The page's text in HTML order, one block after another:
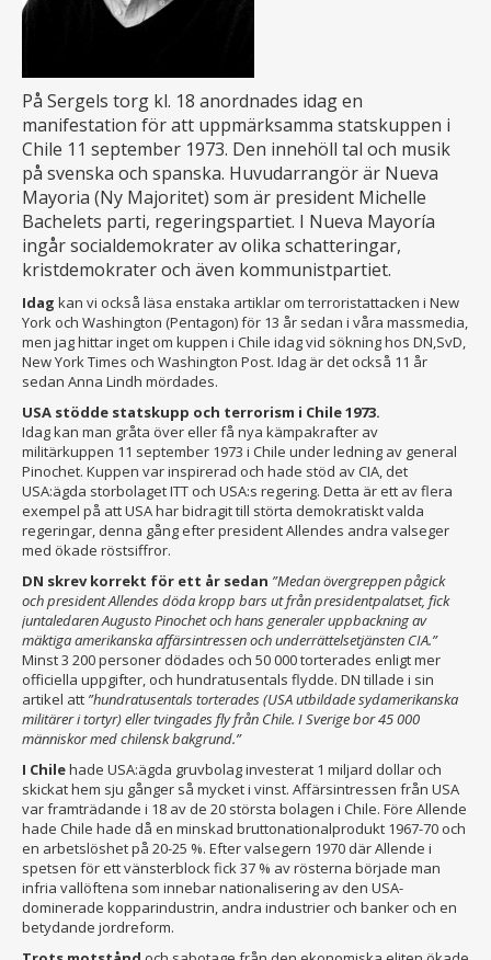
På Sergels torg kl. 18 anordnades idag en
manifestation för att uppmärksamma statskuppen i
Chile 11 september 1973. Den innehöll tal och musik
på svenska och spanska. Huvudarrangör är Nueva
Mayoria (Ny Majoritet) som är president Michelle
Bachelets parti, regeringspartiet. I Nueva Mayoría
ingår socialdemokrater av olika schatteringar,
kristdemokrater och även kommunistpartiet.
Idag kan vi också läsa enstaka artiklar om terroristattacken i New
York och Washington (Pentagon) för 13 år sedan i våra massmedia,
men jag hittar inget om kuppen i Chile idag vid sökning hos DN,SvD,
New York Times och Washington Post. Idag är det också 11 år
sedan Anna Lindh mördades.
USA stödde statskupp och terrorism i Chile 1973.
Idag kan man gråta över eller få nya kämpakrafter av
militärkuppen 11 september 1973 i Chile under ledning av general
Pinochet. Kuppen var inspirerad och hade stöd av CIA, det
USA:ägda storbolaget ITT och USA:s regering. Detta är ett av flera
exempel på att USA har bidragit till störta demokratiskt valda
regeringar, denna gång efter president Allendes andra valseger
med ökade röstsiffror.
DN skrev korrekt för ett år sedan ”Medan övergreppen pågick
och president Allendes döda kropp bars ut från presidentpalatset, fick
juntaledaren Augusto Pinochet och hans generaler uppbackning av
mäktiga amerikanska affärsintressen och underrättelsetjänsten CIA.”
Minst 3 200 personer dödades och 50 000 torterades enligt mer
officiella uppgifter, och hundratusentals flydde. DN tillade i sin
artikel att ”hundratusentals torterades (USA utbildade sydamerikanska
militärer i tortyr) eller tvingades fly från Chile. I Sverige bor 45 000
människor med chilensk bakgrund.”
I Chilehade USA:ägda gruvbolag investerat 1 miljard dollar och
skickat hem sju gånger så mycket i vinst. Affärsintressen från USA
var framträdande i 18 av de 20 största bolagen i Chile. Före Allende
hade Chile hade då en minskad bruttonationalprodukt 1967-70 och
en arbetslöshet på 20-25 %. Efter valsegern 1970 där Allende i
spetsen för ett vänsterblock fick 37 % av rösterna började man
infria vallöftena som innebar nationalisering av den USA-
dominerade kopparindustrin, andra industrier och banker och en
betydande jordreform.